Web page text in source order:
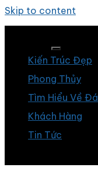
Skip to content
Kiến Trúc Đẹp
Phong Thủy
Tìm Hiểu Về Đá
Khách Hàng
Tin Tức